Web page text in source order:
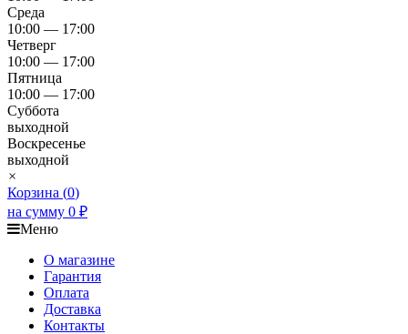
Среда
10:00 — 17:00
Четверг
10:00 — 17:00
Пятница
10:00 — 17:00
Суббота
выходной
Воскресенье
выходной
×
Корзина (0)
на сумму 0 ₽
Меню
О магазине
Гарантия
Оплата
Доставка
Контакты